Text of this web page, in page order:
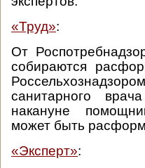
«Труд»:
От
собираются
санитарного
накануне
может быть
«Эксперт»: